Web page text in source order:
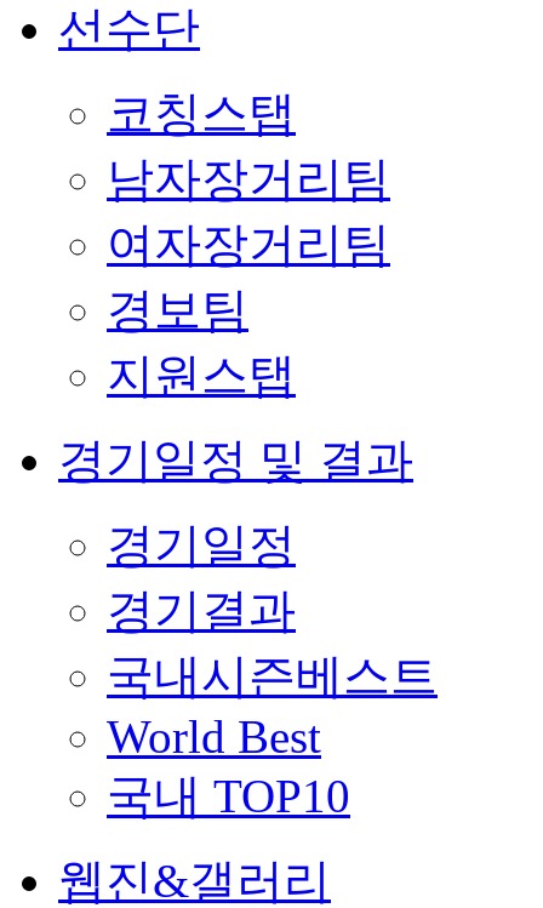
선수단
코칭스탭
남자장거리팀
여자장거리팀
경보팀
지원스탭
경기일정 및 결과
경기일정
경기결과
국내시즌베스트
World Best
국내 TOP10
웹진&갤러리